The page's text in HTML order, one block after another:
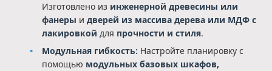
Изготовлено из инженерной древесины или
фанеры и дверей из массива дерева или МДФ с
лакировкой для прочности и стиля.
Модульная гибкость: Настройте планировку с
помощью модульных базовых шкафов,